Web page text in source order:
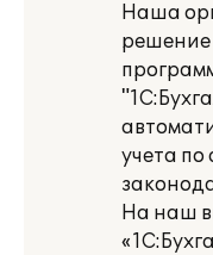
Наша
решение
учета
На наш